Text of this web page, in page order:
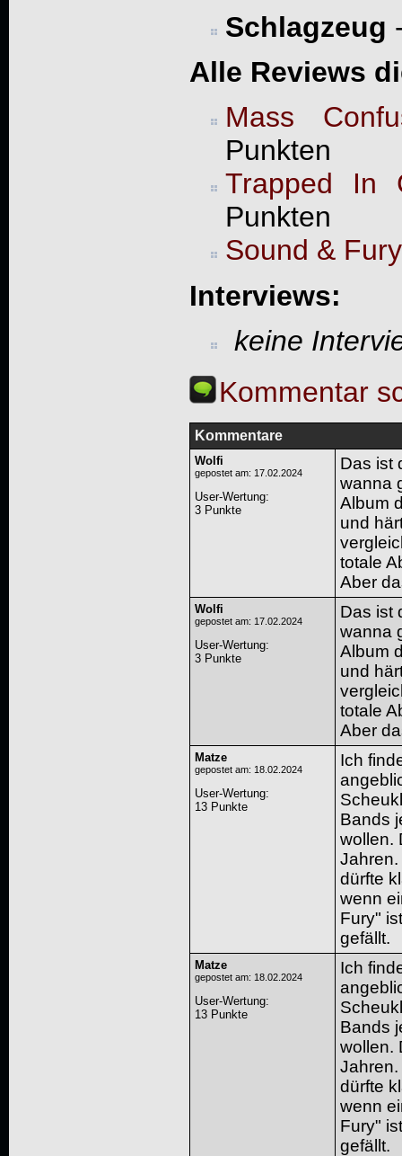
Schlagzeug
Alle Reviews
Mass
Punkten
Trapped In
Punkten
Sound & Fury
Interviews:
keine
Kommentar
Kommentare
Wolfi
gepostet am: 17.02.2024
User-Wertung:
3 Punkte
Das ist
wanna
Album
und
totale
Aber
Wolfi
gepostet am: 17.02.2024
User-Wertung:
3 Punkte
Das ist
wanna
Album
und
totale
Aber
Matze
gepostet am: 18.02.2024
User-Wertung:
13 Punkte
Ich
Bands
wollen.
dürfte
wenn
Fury"
gefällt.
Matze
gepostet am: 18.02.2024
User-Wertung:
13 Punkte
Ich
Bands
wollen.
dürfte
wenn
Fury"
gefällt.